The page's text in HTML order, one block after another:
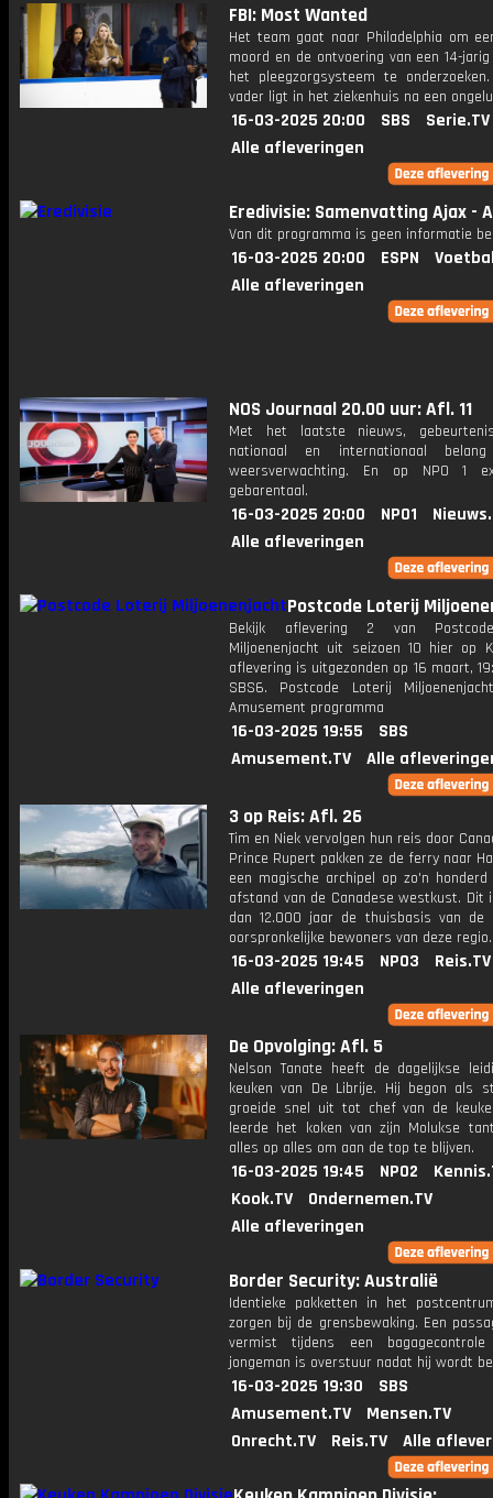
FBI: Most Wanted
Het team gaat naar Philadelphia om
moord en de ontvoering van een 14-
het pleegzorgsysteem te
vader ligt in het ziekenhuis na een
16-03-2025 20:00 SBS
Serie.TV
Alle afleveringen
Eredivisie: Samenvatting Ajax -
Van dit programma is geen informatie
16-03-2025 20:00 ESPN
Alle afleveringen
NOS Journaal 20.00 uur: Afl. 11
Met het laatste nieuws,
nationaal en internationaal
weersverwachting. En op NPO 1
gebarentaal.
16-03-2025 20:00 NPO1
Alle afleveringen
Postcode Loterij
Bekijk aflevering 2 van
Miljoenenjacht uit seizoen 10 hier op
aflevering is uitgezonden op 16 maart,
SBS6. Postcode Loterij
Amusement programma
16-03-2025 19:55
SBS
Amusement.TV
Alle
3 op Reis: Afl. 26
Tim en Niek vervolgen hun reis door
Prince Rupert pakken ze de ferry naar
een magische archipel op zo'n
afstand van de Canadese westkust. Dit
dan 12.000 jaar de thuisbasis van de
oorspronkelijke bewoners van deze regio.
16-03-2025 19:45 NPO3
Reis.TV
Alle afleveringen
De Opvolging: Afl. 5
Nelson Tanate heeft de dagelijkse
keuken van De Librije. Hij begon als
groeide snel uit tot chef van de
leerde het koken van zijn Molukse
alles op alles om aan de top te blijven.
16-03-2025 19:45 NPO2
Kook.TV
Ondernemen.TV
Alle afleveringen
Border Security: Australië
Identieke pakketten in het
zorgen bij de grensbewaking. Een
vermist tijdens een
jongeman is overstuur nadat hij wordt
16-03-2025 19:30
SBS
Amusement.TV
Mensen.TV
Onrecht.TV
Reis.TV Alle